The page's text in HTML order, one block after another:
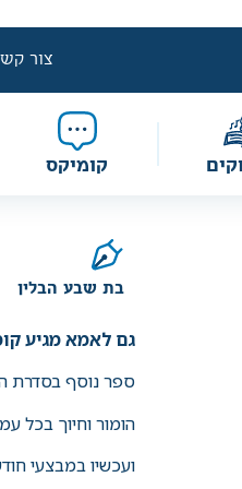
תמחור מוזלת, ואינם
התקנות.
צור
קומיקס
בת שבע הבלין
גם לאמא מגיע
ספר נוסף בסדרת
הומור וחיוך בכל
ועכשיו במבצעי